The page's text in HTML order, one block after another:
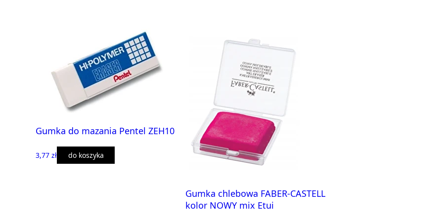
Gumka do mazania Pentel ZEH10
3,77 zł do koszyka
Gumka chlebowa FABER-CASTELL
kolor NOWY mix Etui